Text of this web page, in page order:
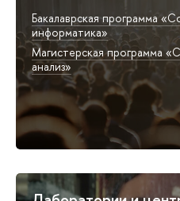
Бакалаврская программа
информатика»
Магистерская программа
анализ»